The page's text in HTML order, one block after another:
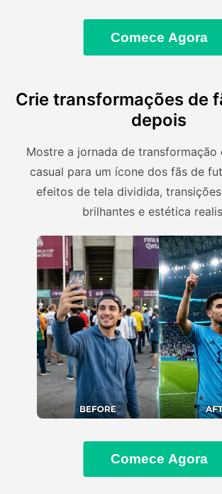
Comece Agora
Crie transformações de
depois
Mostre a jornada de transformação
casual para um ícone dos fãs de
efeitos de tela dividida,
brilhantes e estética
Comece Agora